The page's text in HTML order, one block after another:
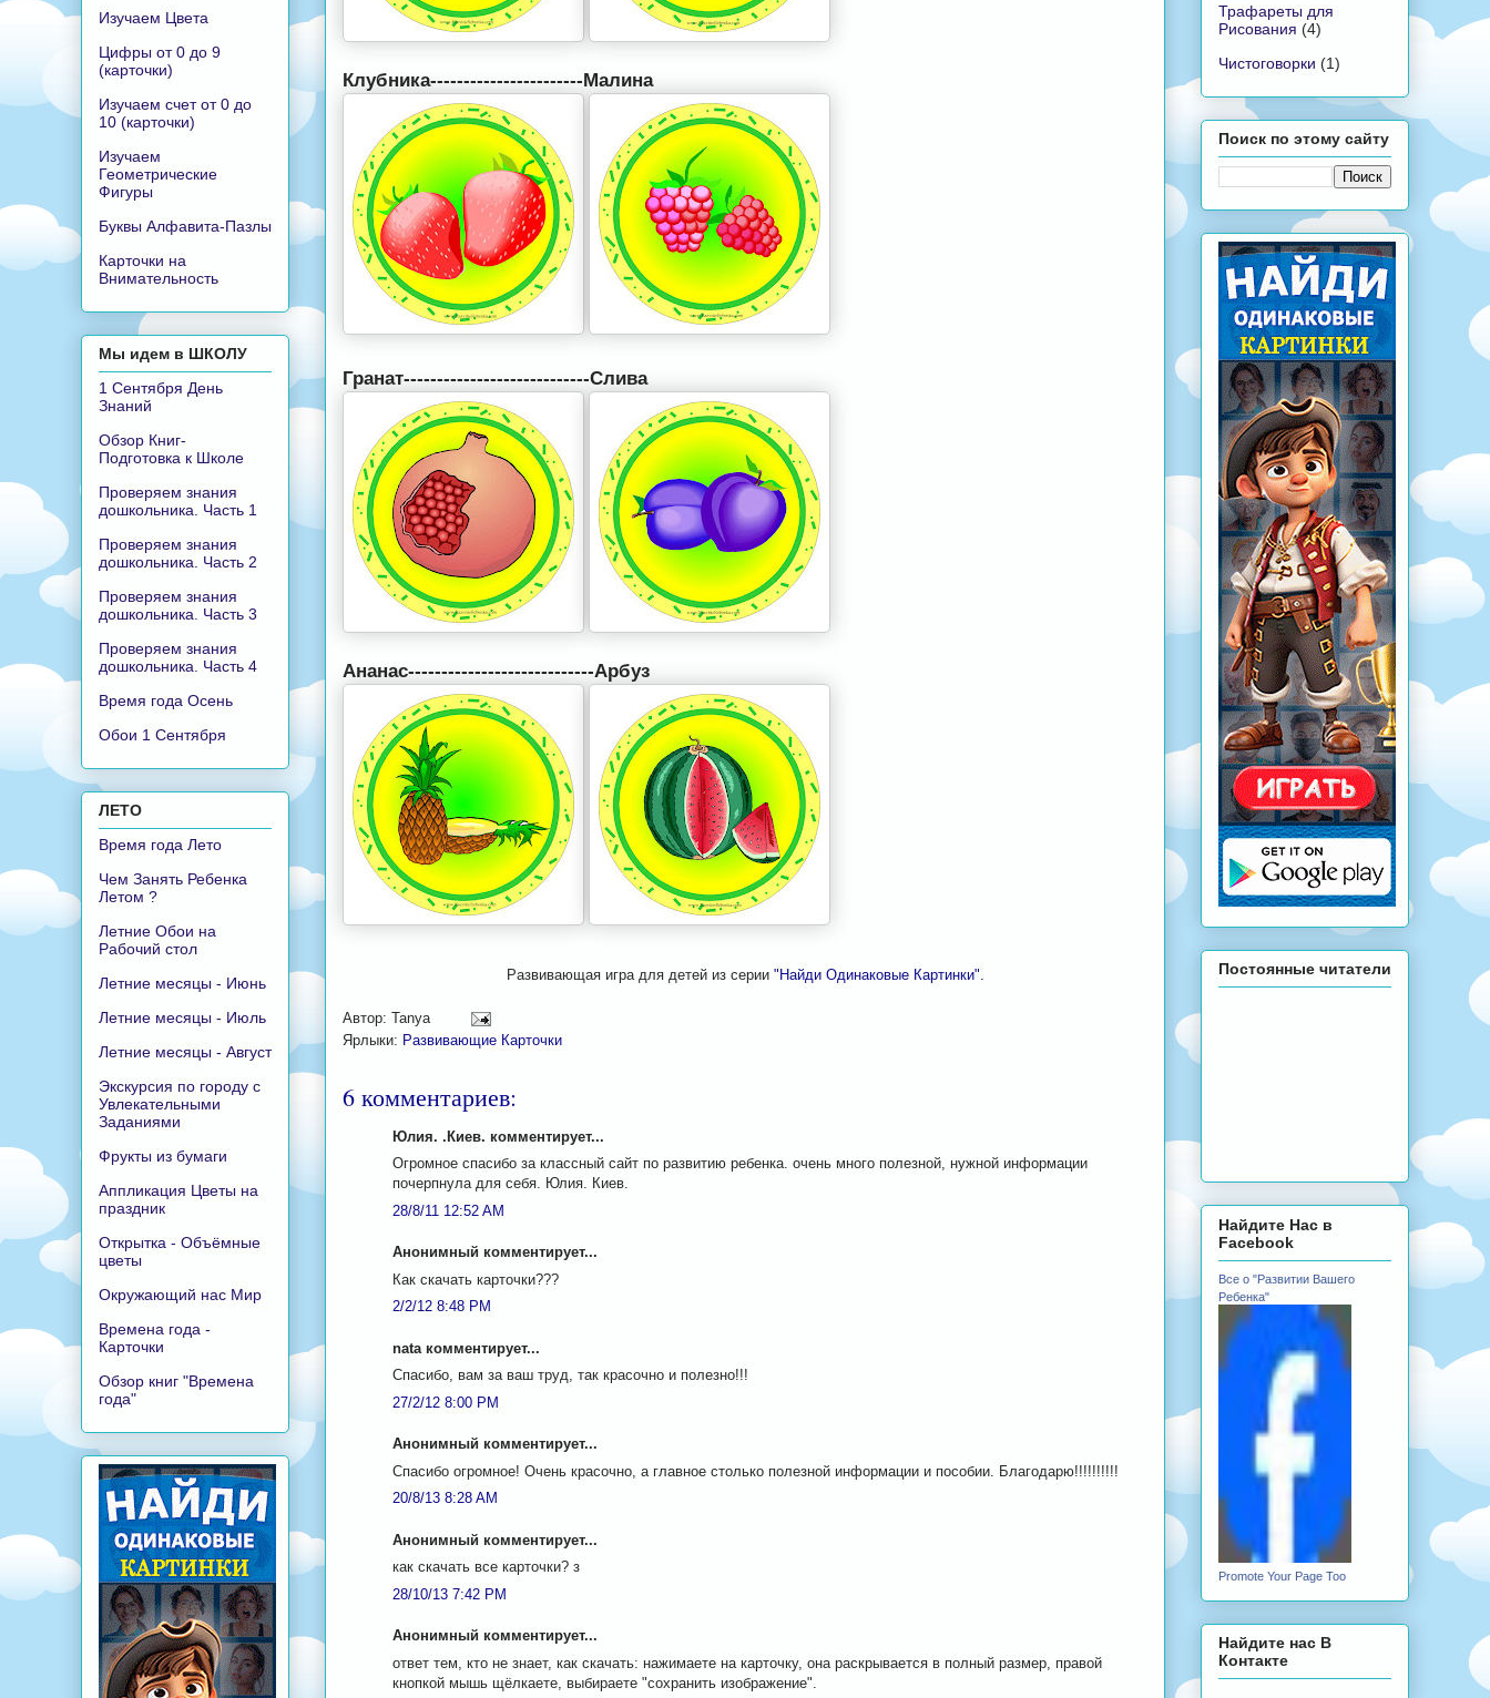
Клубника-----------------------Малина
Гранат----------------------------Слива
Ананас----------------------------Арбуз
Развивающая игра для детей из серии "Найди Одинаковые Картинки".
Автор: Tanya
Ярлыки: Развивающие Карточки
6 комментариев:
Юлия. .Киев. комментирует...
Огромное спасибо за классный сайт по развитию ребенка. очень много полезной, нужной информации
почерпнула для себя. Юлия. Киев.
28/8/11 12:52 AM
Анонимный комментирует...
Как скачать карточки???
2/2/12 8:48 PM
nata комментирует...
Спасибо, вам за ваш труд, так красочно и полезно!!!
27/2/12 8:00 PM
Анонимный комментирует...
Спасибо огромное! Очень красочно, а главное столько полезной информации и пособии. Благодарю!!!!!!!!!!
20/8/13 8:28 AM
Анонимный комментирует...
как скачать все карточки? з
28/10/13 7:42 PM
Анонимный комментирует...
ответ тем, кто не знает, как скачать: нажимаете на карточку, она раскрывается в полный размер, правой
кнопкой мышь щёлкаете, выбираете "сохранить изображение".
Изучаем Цвета
Цифры от 0 до 9
(карточки)
Изучаем счет от 0 до
10 (карточки)
Изучаем
Геометрические
Фигуры
Буквы Алфавита-Пазлы
Карточки на
Внимательность
Мы идем в ШКОЛУ
1 Сентября День
Знаний
Обзор Книг-
Подготовка к Школе
Проверяем знания
дошкольника. Часть 1
Проверяем знания
дошкольника. Часть 2
Проверяем знания
дошкольника. Часть 3
Проверяем знания
дошкольника. Часть 4
Время года Осень
Обои 1 Сентября
ЛЕТО
Время года Лето
Чем Занять Ребенка
Летом ?
Летние Обои на
Рабочий стол
Летние месяцы - Июнь
Летние месяцы - Июль
Летние месяцы - Август
Экскурсия по городу с
Увлекательными
Заданиями
Фрукты из бумаги
Аппликация Цветы на
праздник
Открытка - Объёмные
цветы
Окружающий нас Мир
Времена года -
Карточки
Обзор книг "Времена
года"
Трафареты для
Рисования (4)
Чистоговорки (1)
Поиск по этому сайту
Постоянные читатели
Найдите Нас в
Facebook
Все о "Развитии Вашего
Ребенка"
Promote Your Page Too
Найдите нас В
Контакте